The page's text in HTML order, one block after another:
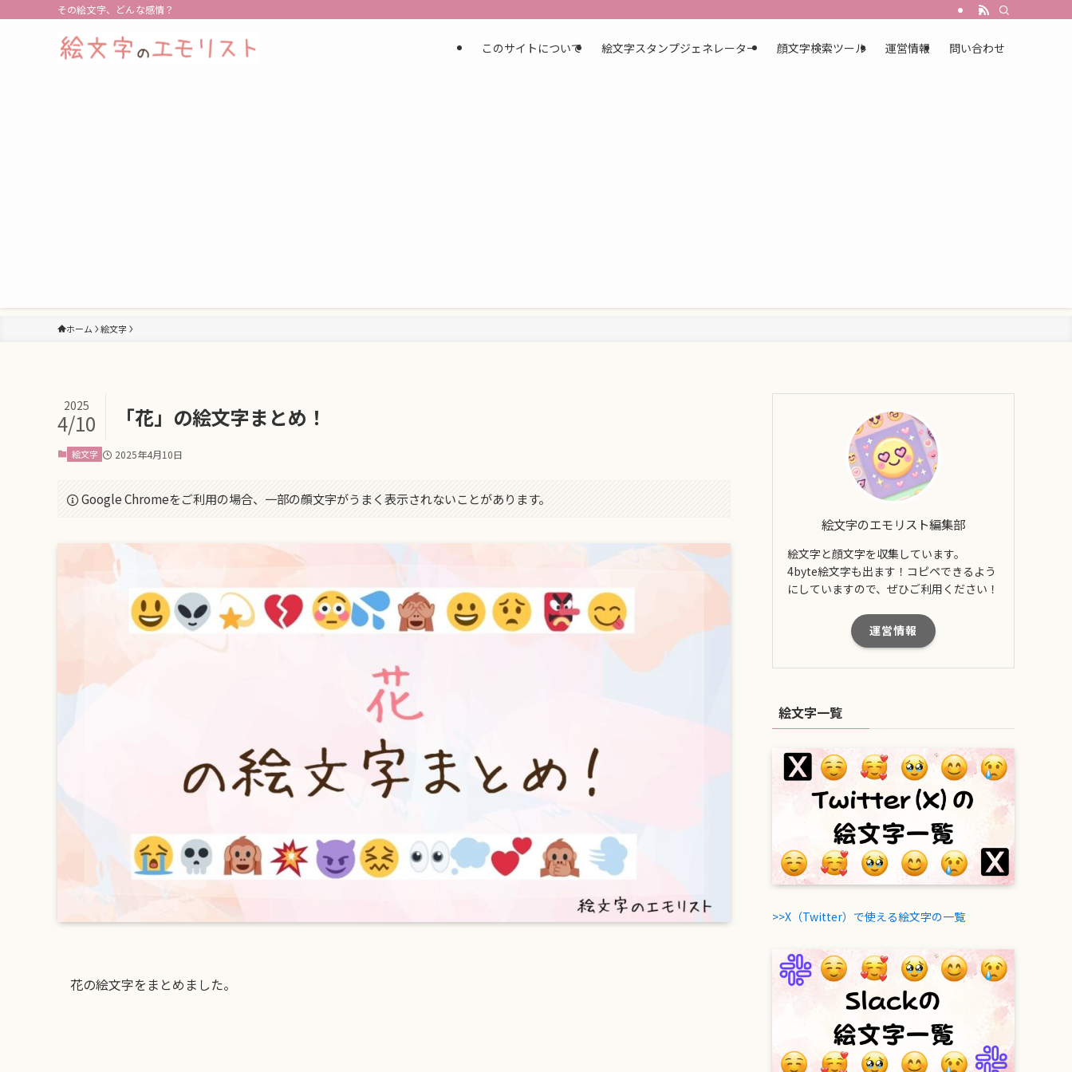
その絵文字、どんな感情？
このサイトについて 絵文字スタンプジェネレーター 顔文字検索ツール 運営情報 問い合わせ
ホーム 絵文字
「花」の絵文字まとめ！
2025
4/10
絵文字 2025年4月10日
Google Chromeをご利用の場合、一部の顔文字がうまく表示されないことがあります。
花の絵文字をまとめました。
絵文字のエモリスト編集部
絵文字と顔文字を収集しています。
4byte絵文字も出ます！コピペできるよう
にしていますので、ぜひご利用ください！
運営情報
絵文字一覧
>>X（Twitter）で使える絵文字の一覧